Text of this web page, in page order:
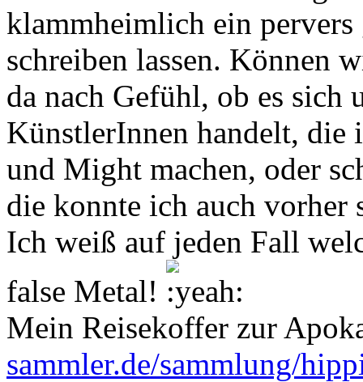
klammheimlich ein
schreiben lassen. Können
da nach Gefühl, ob es sich
KünstlerInnen handelt,
und Might machen, oder
die konnte ich auch vorher
Ich weiß auf jeden Fall
false Metal!
Mein Reisekoffer zur
sammler.de/sammlung/